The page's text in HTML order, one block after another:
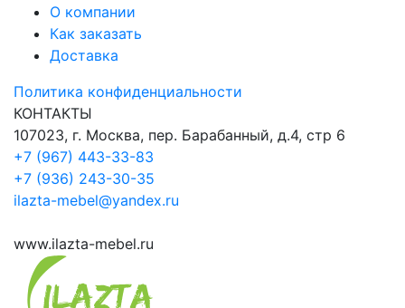
О компании
Как заказать
Доставка
Политика конфиденциальности
КОНТАКТЫ
107023, г. Москва, пер. Барабанный, д.4, стр 6
+7 (967) 443-33-83
+7 (936) 243-30-35
ilazta-mebel@yandex.ru
www.ilazta-mebel.ru